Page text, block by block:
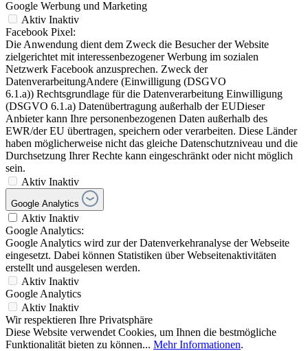
Google Werbung und Marketing
Aktiv Inaktiv
Facebook Pixel:
Die Anwendung dient dem Zweck die Besucher der Website
zielgerichtet mit interessenbezogener Werbung im sozialen
Netzwerk Facebook anzusprechen. Zweck der
DatenverarbeitungAndere (Einwilligung (DSGVO
6.1.a)) Rechtsgrundlage für die Datenverarbeitung Einwilligung
(DSGVO 6.1.a) Datenübertragung außerhalb der EUDieser
Anbieter kann Ihre personenbezogenen Daten außerhalb des
EWR/der EU übertragen, speichern oder verarbeiten. Diese Länder
haben möglicherweise nicht das gleiche Datenschutzniveau und die
Durchsetzung Ihrer Rechte kann eingeschränkt oder nicht möglich
sein.
Aktiv Inaktiv
Google Analytics
Aktiv Inaktiv
Google Analytics:
Google Analytics wird zur der Datenverkehranalyse der Webseite
eingesetzt. Dabei können Statistiken über Webseitenaktivitäten
erstellt und ausgelesen werden.
Aktiv Inaktiv
Google Analytics
Aktiv Inaktiv
Wir respektieren Ihre Privatsphäre
Diese Website verwendet Cookies, um Ihnen die bestmögliche
Funktionalität bieten zu können... Mehr Informationen.